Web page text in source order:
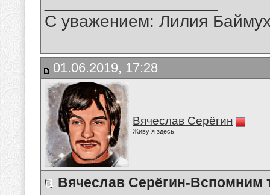
С уважением: Лилия
01.06.2019, 17:28
Вячеслав Серёгин
Живу я здесь
Вячеслав Серёгин-Вспомним